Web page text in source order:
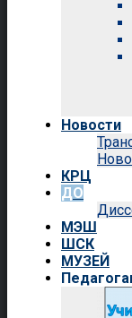
Новости
КРЦ
ДО
МЭШ
ШСК
МУЗЕЙ